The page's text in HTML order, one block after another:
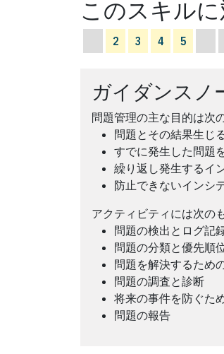
このスキル
2 3 4 5
ガイダンスノ
問題管理の主な目的は次
問題とその結果生じ
すでに発生した問題
繰り返し発生するイ
防止できないインシ
アクティビティには次の
問題の検出とログ記
問題の分類と優先順
問題を解決するため
問題の調査と診断
将来の事件を防ぐた
問題の報告